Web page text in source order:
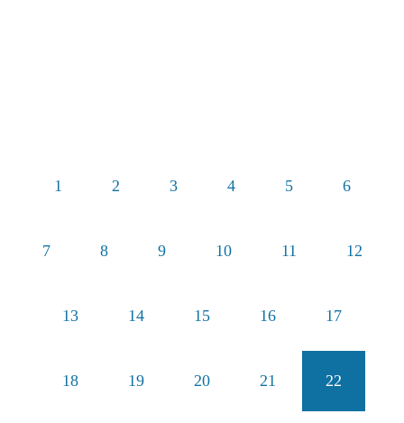
1 2 3 4 5 6
7 8 9 10 11 12
13 14 15 16 17
18 19 20 21 22